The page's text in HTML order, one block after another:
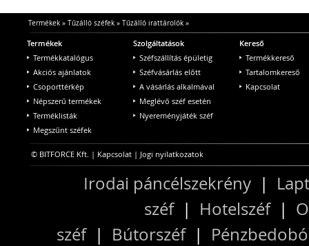
Termékek» Tűzálló széfek» Tűzálló irattárolók»
Termékek
Termékkatalógus
Akciós ajánlatok
Csoporttérkép
Népszerű termékek
Terméklisták
Megszűnt széfek
Szolgáltatások
Széfszállítás épületig
Széfvásárlás előtt
A vásárlás alkalmával
Meglévő széf esetén
Nyereményjáték széf
Kereső
Termékkereső
Tartalomkereső
Kapcsolat
© BITFORCE Kft. | Kapcsolat | Jogi nyilatkozatok
Irodai páncélszekrény |
széf| Hotelszéf|
széf| Bútorszéf|